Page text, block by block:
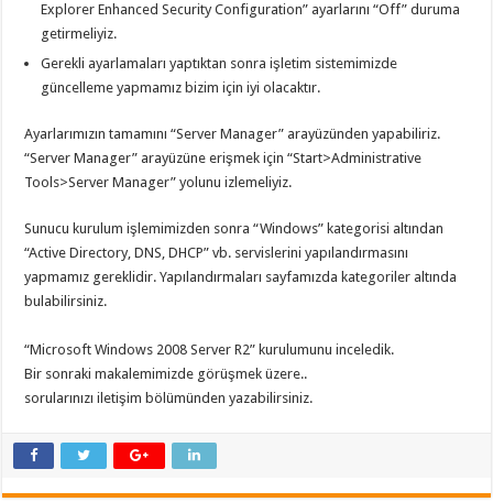
Explorer Enhanced Security Configuration” ayarlarını “Off” duruma
getirmeliyiz.
Gerekli ayarlamaları yaptıktan sonra işletim sistemimizde
güncelleme yapmamız bizim için iyi olacaktır.
Ayarlarımızın tamamını “Server Manager” arayüzünden yapabiliriz.
“Server Manager” arayüzüne erişmek için “Start>Administrative
Tools>Server Manager” yolunu izlemeliyiz.
Sunucu kurulum işlemimizden sonra “Windows” kategorisi altından
“Active Directory, DNS, DHCP” vb. servislerini yapılandırmasını
yapmamız gereklidir. Yapılandırmaları sayfamızda kategoriler altında
bulabilirsiniz.
“Microsoft Windows 2008 Server R2” kurulumunu inceledik.
Bir sonraki makalemimizde görüşmek üzere..
sorularınızı iletişim bölümünden yazabilirsiniz.